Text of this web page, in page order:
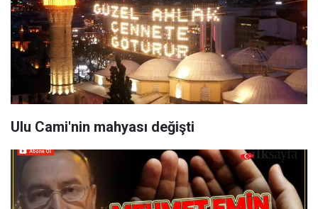
Ulu Cami'nin mahyası değişti